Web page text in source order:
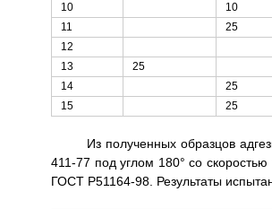
10
10
11
25
12
13
25
14
25
15
25
Из полученных образцов
411-77 под углом 180° со
ГОСТ Р51164-98. Результаты